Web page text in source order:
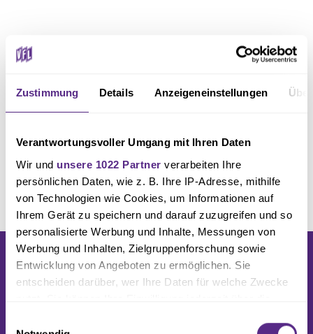
Zustimmung Details Anzeigeneinstellungen
Verantwortungsvoller Umgang mit Ihren Daten
Wir und unsere 1022 Partner verarbeiten Ihre
persönlichen Daten, wie z. B. Ihre IP-Adresse, mithilfe
von Technologien wie Cookies, um Informationen auf
Ihrem Gerät zu speichern und darauf zuzugreifen und so
personalisierte Werbung und Inhalte, Messungen von
Werbung und Inhalten, Zielgruppenforschung sowie
Entwicklung von Angeboten zu ermöglichen. Sie
entscheiden darüber, wer Ihre Daten für welche Zwecke